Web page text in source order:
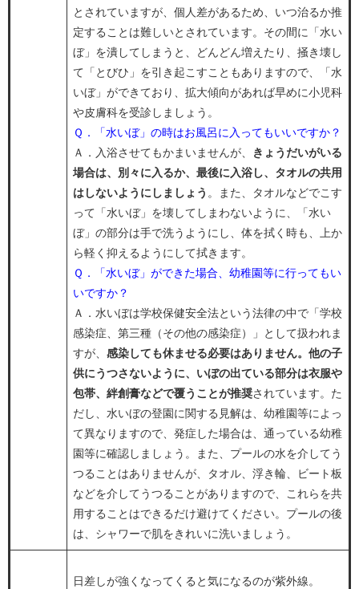
とされていますが、個人差があるため、いつ治るか推
定することは難しいとされています。その間に「水い
ぼ」を潰してしまうと、どんどん増えたり、掻き壊し
て「とびひ」を引き起こすこともありますので、「水
いぼ」ができており、拡大傾向があれば早めに小児科
や皮膚科を受診しましょう。
Ｑ．「水いぼ」の時はお風呂に入ってもいいですか？​
Ａ．入浴させてもかまいませんが、
きょうだいがいる
場合は、別々に入るか、最後に入浴し、タオルの共用
はしないようにしましょう 。また、タオルなどでこす
って「水いぼ」を壊してしまわないように、「水い
ぼ」の部分は手で洗うようにし、体を拭く時も、上か
ら軽く抑えるようにして拭きます。
Ｑ．「水いぼ」ができた場合、幼稚園等に行ってもい
いですか？
Ａ．水いぼは学校保健安全法という法律の中で「学校
感染症、第三種（その他の感染症）」として扱われま
すが、 感染しても休ませる必要はありません。他の子
供にうつさないように、いぼの出ている部分は衣服や
包帯、絆創膏などで覆うことが推奨されています。た
だし、水いぼの登園に関する見解は、幼稚園等によっ
て異なりますので、発症した場合は、通っている幼稚
園等に確認しましょう。また、プールの水を介してう
つることはありませんが、タオル、浮き輪、ビート板
などを介してうつることがありますので、これらを共
用することはできるだけ避けてください。プールの後
は、シャワーで肌をきれいに洗いましょう。
日差しが強くなってくると気になるのが紫外線。